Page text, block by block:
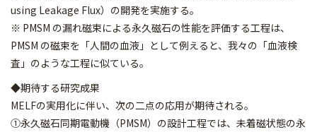
using Leakage Flux）の開発を実施する。
※ PMSM の漏れ磁束による永久磁石の性能を評価する工程は、
PMSM の磁束を「人間の血液」として例えると、我々の「血液検
査」のような工程に似ている。
◆期待する研究成果
MELFの実用化に伴い、次の二点の応用が期待される。
①永久磁石同期電動機（PMSM）の設計工程では、未着磁状態の永